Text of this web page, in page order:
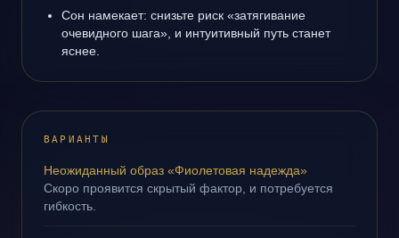
Сон намекает: снизьте риск «затягивание
очевидного шага», и интуитивный путь станет
яснее.
ВАРИАНТЫ
Неожиданный образ «Фиолетовая надежда»
Скоро проявится скрытый фактор, и потребуется
гибкость.